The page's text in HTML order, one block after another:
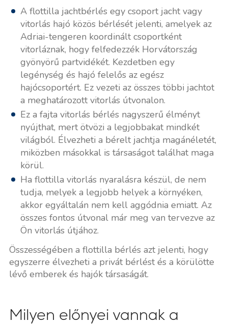
A flottilla jachtbérlés egy csoport jacht vagy
vitorlás hajó közös bérlését jelenti, amelyek az
Adriai-tengeren koordinált csoportként
vitorláznak, hogy felfedezzék Horvátország
gyönyörű partvidékét. Kezdetben egy
legénység és hajó felelős az egész
hajócsoportért. Ez vezeti az összes többi jachtot
a meghatározott vitorlás útvonalon.
Ez a fajta vitorlás bérlés nagyszerű élményt
nyújthat, mert ötvözi a legjobbakat mindkét
világból. Élvezheti a bérelt jachtja magánéletét,
miközben másokkal is társaságot találhat maga
körül.
Ha flottilla vitorlás nyaralásra készül, de nem
tudja, melyek a legjobb helyek a környéken,
akkor egyáltalán nem kell aggódnia emiatt. Az
összes fontos útvonal már meg van tervezve az
Ön vitorlás útjához.
Összességében a flottilla bérlés azt jelenti, hogy
egyszerre élvezheti a privát bérlést és a körülötte
lévő emberek és hajók társaságát.
Milyen előnyei vannak a